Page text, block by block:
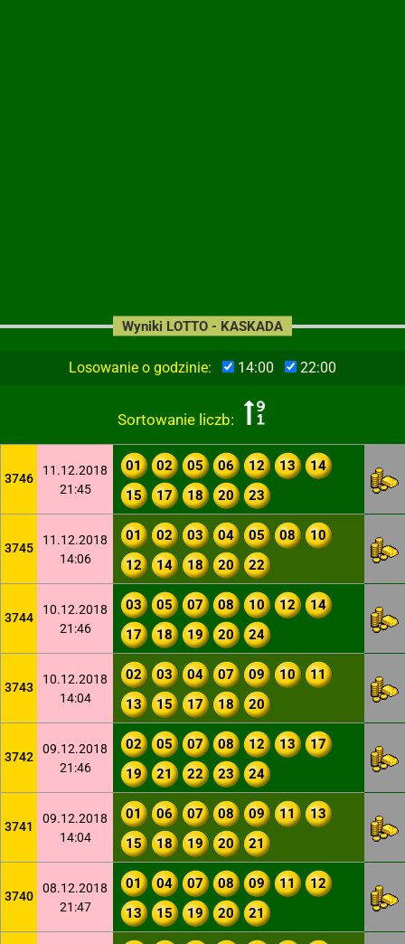
Losowanie o godzinie: 14:00 22:00
Sortowanie liczb:
Wyniki LOTTO - KASKADA
3746
11.12.2018
21:45
01 02 05 06 12 13
14
15
17 18 20 23
3745
11.12.2018
14:06
01 02 03 04 05 08
10
12
14 18 20 22
3744
10.12.2018
21:46
03 05 07 08 10 12
14
17
18 19 20 24
3743
10.12.2018
14:04
02 03 04 07 09 10
11
13
15 17 18 20
3742
09.12.2018
21:46
02 05 07 08 12 13
17
19
21 22 23 24
3741
09.12.2018
14:04
01 06 07 08 09 11
13
15
18 19 20 21
3740
08.12.2018
21:47
01 04 07 08 09 11
12
13
15 19 20 21